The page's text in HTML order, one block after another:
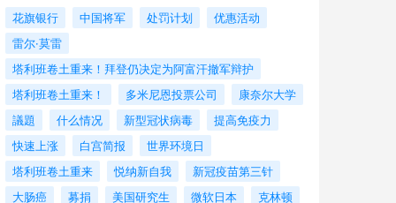
花旗银行 中国将军 处罚计划
优惠活动
雷尔·莫雷
塔利班卷土重来！拜登仍决定为阿富汗撤军辩护
塔利班卷土重来！
多米尼恩投票公司
康奈尔大学
議題
什么情况 新型冠状病毒
提高免疫力
快速上涨
白宫简报
世界环境日
塔利班卷土重来
悦纳新自我
新冠疫苗第三针
大肠癌
募捐 美国研究生 微软日本 克林顿